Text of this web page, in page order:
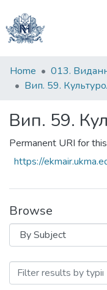
Communities
&
All of DSpace
Home 013.
Вип. 59.
Вип. 59.
Permanent URI for
https://
Browse
Browsing Вип.